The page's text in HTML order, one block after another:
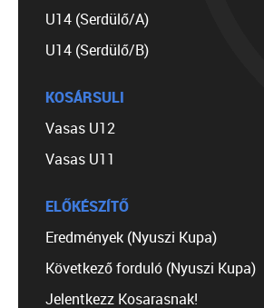
U14 (Serdülő/A)
U14 (Serdülő/B)
KOSÁRSULI
Vasas U12
Vasas U11
ELŐKÉSZÍTŐ
Eredmények (Nyuszi Kupa)
Következő forduló (Nyuszi Kupa)
Jelentkezz Kosarasnak!